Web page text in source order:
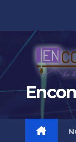
contenido